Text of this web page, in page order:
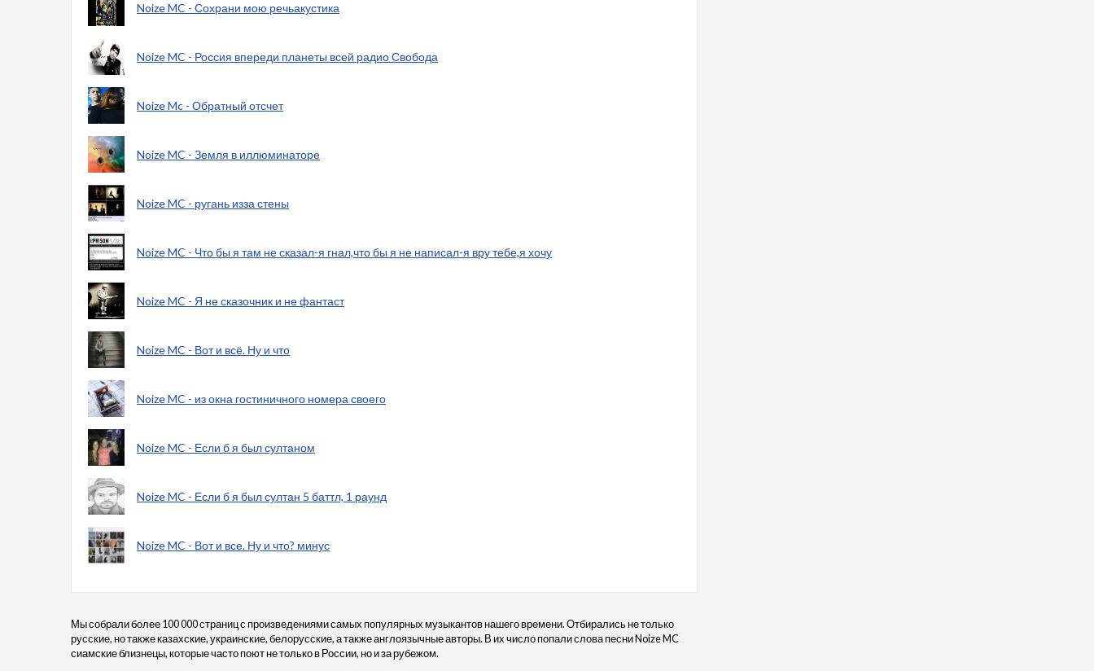
Noize MC - Сохрани мою речьакустика
Noize MC - Россия впереди планеты всей радио Свобода
Noize Mc - Обратный отсчет
Noize MC - Земля в иллюминаторе
Noize MC - ругань изза стены
Noize MC - Что бы я там не сказал-я гнал,что бы я не написал-я вру тебе,я хочу
Noize MC - Я не сказочник и не фантаст
Noize MC - Вот и всё. Ну и что
Noize MC - из окна гостиничного номера своего
Noize MC - Если б я был султаном
Noize MC - Если б я был султан 5 баттл, 1 раунд
Noize MC - Вот и все. Ну и что? минус
Мы собрали более 100 000 страниц с произведениями самых популярных музыкантов нашего времени. Отбирались не только
русские, но также казахские, украинские, белорусские, а также англоязычные авторы. В их число попали слова песни Noize MC
сиамские близнецы, которые часто поют не только в России, но и за рубежом.